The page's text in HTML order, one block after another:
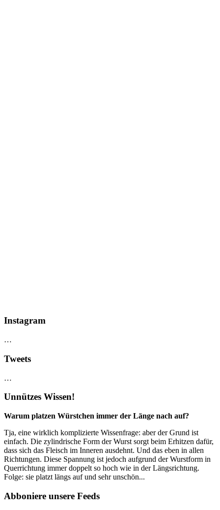
Instagram
…
Tweets
…
Unnützes Wissen!
Warum platzen Würstchen immer der Länge nach auf?
Tja, eine wirklich komplizierte Wissenfrage: aber der Grund ist
einfach. Die zylindrische Form der Wurst sorgt beim Erhitzen dafür,
dass sich das Fleisch im Inneren ausdehnt. Und das eben in allen
Richtungen. Diese Spannung ist jedoch aufgrund der Wurstform in
Querrichtung immer doppelt so hoch wie in der Längsrichtung.
Folge: sie platzt längs auf und sehr unschön...
Abboniere unsere Feeds